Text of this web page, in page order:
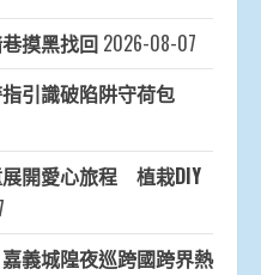
摸黑找回 2026-08-07
引識破陷阱守荷包
開愛心旅程 植栽DIY
義城隍夜巡跨國跨界熱